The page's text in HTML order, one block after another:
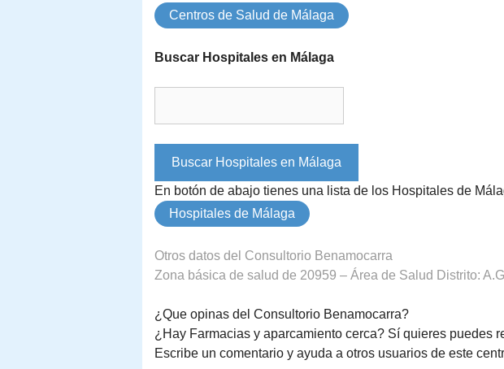
Centros de Salud de Málaga
Buscar Hospitales en Málaga
En botón de abajo tienes una lista de los Hospitales de
Hospitales de Málaga
Otros datos del Consultorio Benamocarra
Zona básica de salud de 20959 – Área de Salud Distrito:
¿Que opinas del Consultorio Benamocarra?
¿Hay Farmacias y aparcamiento cerca? Sí quieres puedes
Escribe un comentario y ayuda a otros usuarios de este